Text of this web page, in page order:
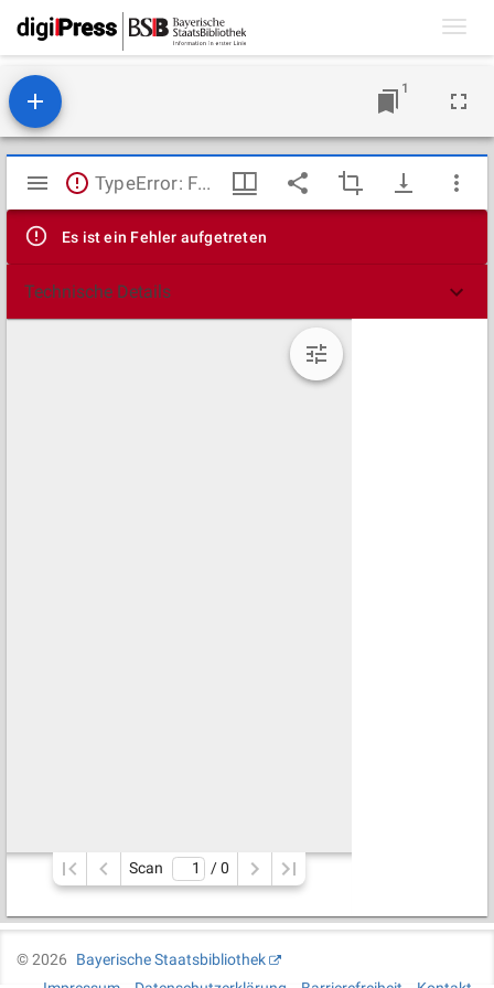
1
Mirador
Viewer
TypeError: Failed to fetch
Es ist ein Fehler aufgetreten
Technische Details
Scan / 0
©2026
Bayerische Staatsbibliothek